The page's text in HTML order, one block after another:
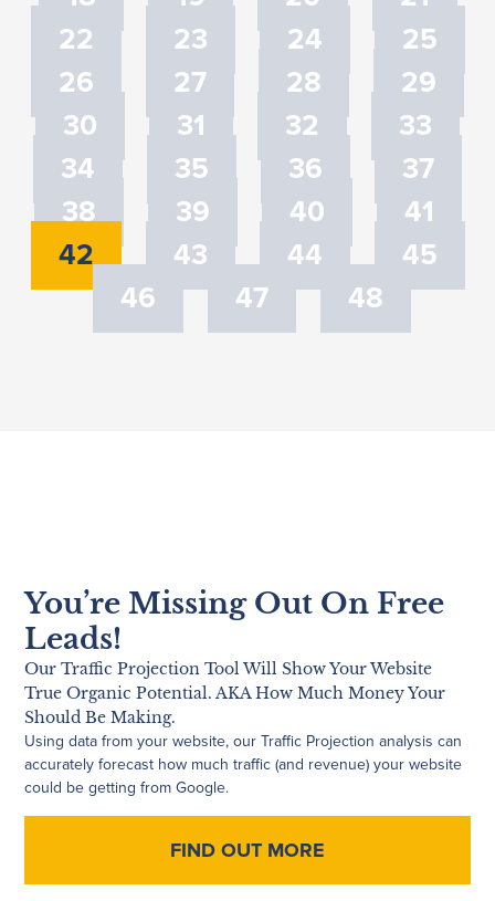
22
23 24
25
26
27 28
29
30
31 32
33
34
35 36
37
38
39 40
41
42
43 44
45
46
47 48
You’re Missing Out On Free
Leads!
Our Traffic Projection Tool Will Show Your Website
True Organic Potential. AKA How Much Money Your
Should Be Making.
Using data from your website, our Traffic Projection analysis can
accurately forecast how much traffic (and revenue) your website
could be getting from Google.
FIND OUT MORE